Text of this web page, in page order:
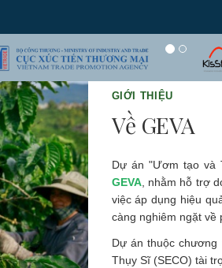
GIỚI THIỆU
Về GEVA
Dự án "Ươm tạo và
GEVA, nhằm hỗ trợ
việc áp dụng hiệu
càng nghiêm ngặt về
Dự án thuộc chương
Thụy Sĩ (SECO) tài